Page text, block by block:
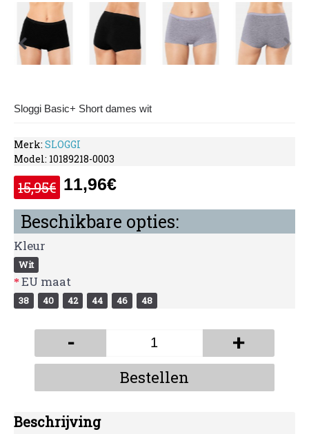
Sloggi Basic+ Short dames wit
Merk: SLOGGI
Model: 10189218-0003
15,95€ 11,96€
Beschikbare opties:
Kleur
Wit
EU maat
38 40 42 44 46 48
- +
Bestellen
Beschrijving